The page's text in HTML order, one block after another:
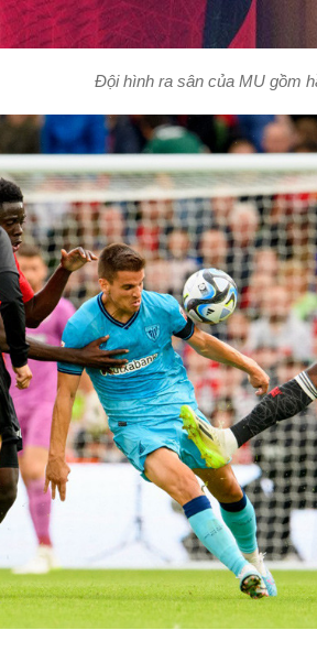
Đội hình ra sân của MU gồm